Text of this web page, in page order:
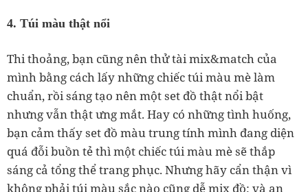
4. Túi màu thật nổi
Thi thoảng, bạn cũng nên thử tài mix&match của
mình bằng cách lấy những chiếc túi màu mè làm
chuẩn, rồi sáng tạo nên một set đồ thật nổi bật
nhưng vẫn thật ưng mắt. Hay có những tình huống,
bạn cảm thấy set đồ màu trung tính mình đang diện
quá đỗi buồn tẻ thì một chiếc túi màu mè sẽ thắp
sáng cả tổng thể trang phục. Nhưng hãy cẩn thận vì
không phải túi màu sắc nào cũng dễ mix đồ; và an